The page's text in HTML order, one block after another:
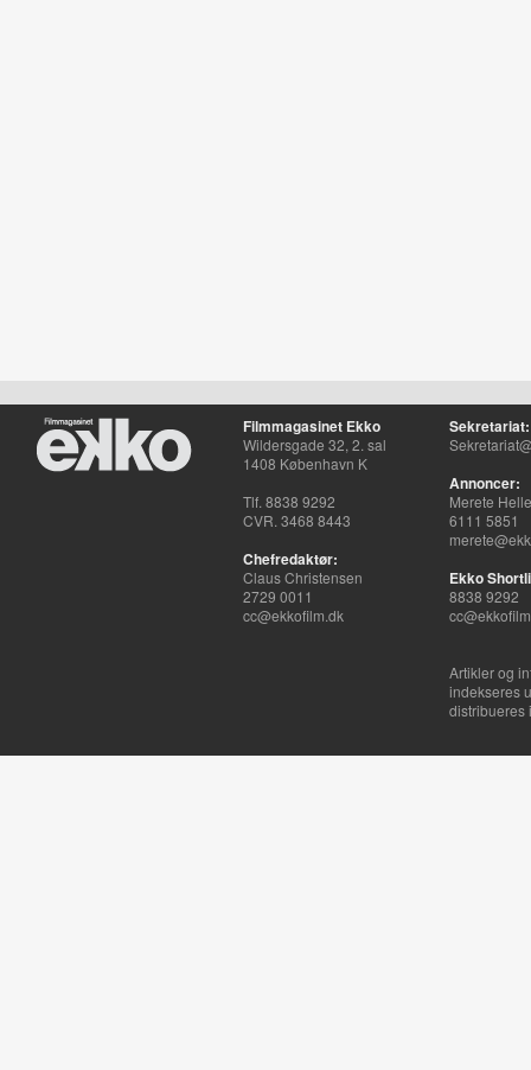
Filmmagasinet Ekko
Wildersgade 32, 2. sal
1408 København K
Tlf. 8838 9292
CVR. 3468 8443
Chefredaktør:
Claus Christensen
2729 0011
cc@ekkofilm.dk
Sekretariat:
Annoncer:
Merete
6111 5851
Ekko
8838 9292
Artikler og
indekseres
distribueres